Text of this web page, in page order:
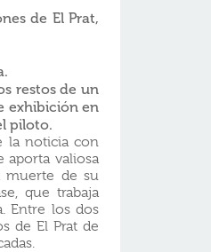
de El Prat,
restos de un
exhibición en
piloto.
la noticia con
aporta valiosa
muerte de su
que trabaja
Entre los dos
de El Prat de